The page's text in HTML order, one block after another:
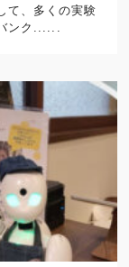
て、多くの実験
ンク......